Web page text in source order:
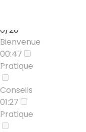
0/20
Bienvenue
00:47
Pratique
Conseils
01:27
Pratique